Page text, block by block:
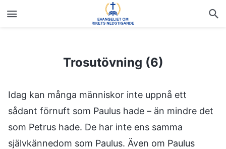
Trosutövning (6)
Trosutövning (6)
Idag kan många människor inte uppnå ett
sådant förnuft som Paulus hade – än mindre det
som Petrus hade. De har inte ens samma
självkännedom som Paulus. Även om Paulus